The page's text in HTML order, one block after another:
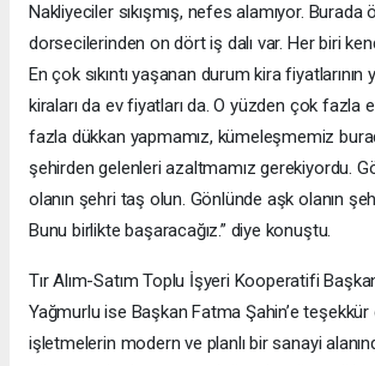
Nakliyeciler sıkışmış, nefes alamıyor. Burada
dorsecilerinden on dört iş dalı var. Her biri
En çok sıkıntı yaşanan durum kira fiyatlarının
kiraları da ev fiyatları da. O yüzden çok fazla
fazla dükkan yapmamız, kümeleşmemiz
şehirden gelenleri azaltmamız gerekiyordu.
olanın şehri taş olun. Gönlünde aşk olanın
Bunu birlikte başaracağız.” diye konuştu.
Tır Alım-Satım Toplu İşyeri Kooperatifi
Yağmurlu ise Başkan Fatma Şahin’e teşekkür
işletmelerin modern ve planlı bir sanayi